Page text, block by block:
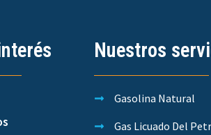
Nuestros
Gasolina Natural
Gas Licuado Del